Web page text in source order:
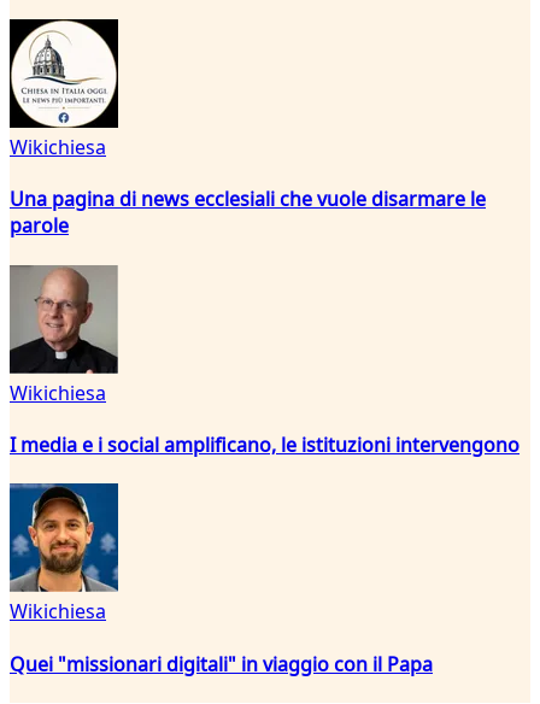
Wikichiesa
Una pagina di news ecclesiali che vuole disarmare le
parole
Wikichiesa
I media e i social amplificano, le istituzioni intervengono
Wikichiesa
Quei "missionari digitali" in viaggio con il Papa